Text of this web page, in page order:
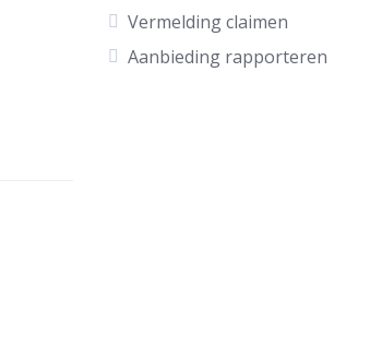
Vermelding claimen
Aanbieding rapporteren